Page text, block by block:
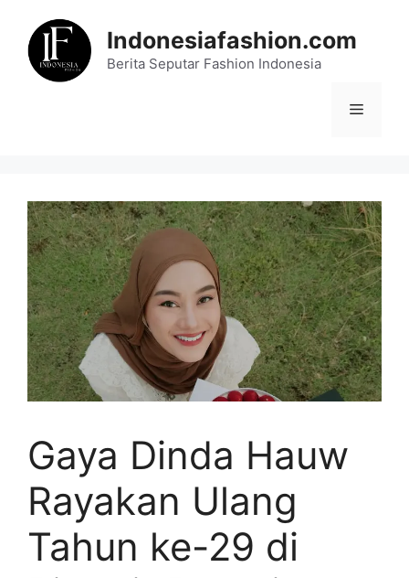
content
Indonesiafashion.com
Berita Seputar Fashion Indonesia
Menu
Gaya Dinda Hauw
Rayakan Ulang
Tahun ke-29 di